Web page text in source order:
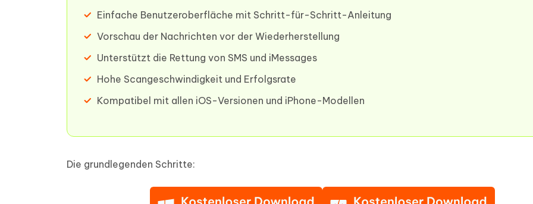
Einfache Benutzeroberfläche mit Schritt-für-Schritt-Anleitung
Vorschau der Nachrichten vor der Wiederherstellung
Unterstützt die Rettung von SMS und iMessages
Hohe Scangeschwindigkeit und Erfolgsrate
Kompatibel mit allen iOS-Versionen und iPhone-Modellen
Die grundlegenden Schritte: